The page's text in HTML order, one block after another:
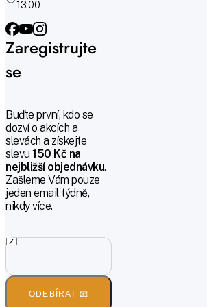
13:00
Zaregistrujte
se
Buďte první, kdo se
dozví o akcích a
slevách a získejte
slevu150 Kč na
nejbližší objednávku.
Zašleme Vám pouze
jeden email týdně,
nikdy více.
ODEBÍRAT 📧